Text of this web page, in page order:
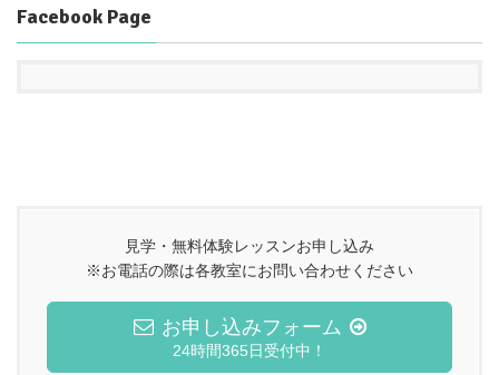
Facebook Page
見学・無料体験レッスンお申し込み
※お電話の際は各教室にお問い合わせください
お申し込みフォーム
24時間365日受付中！